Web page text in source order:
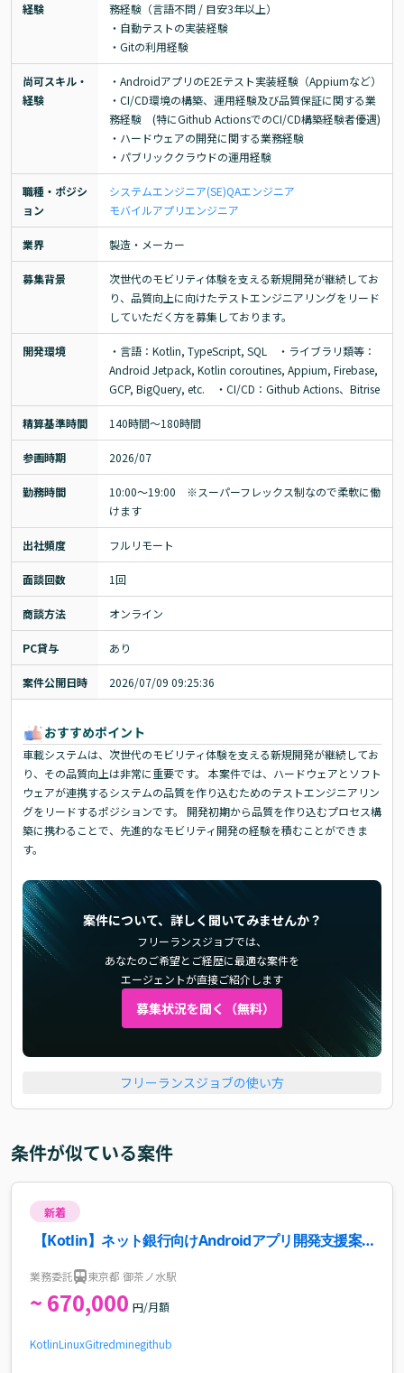
経験
務経験（言語不問 / 目安3年以上）
・自動テストの実装経験
・Gitの利用経験
尚可スキル・
経験
・AndroidアプリのE2Eテスト実装経験（Appiumなど）
・CI/CD環境の構築、運用経験及び品質保証に関する業
務経験　(特にGithub ActionsでのCI/CD構築経験者優遇)
・ハードウェアの開発に関する業務経験
・パブリッククラウドの運用経験
職種・ポジシ
ョン
システムエンジニア(SE)QAエンジニア
モバイルアプリエンジニア
業界 製造・メーカー
募集背景
次世代のモビリティ体験を支える新規開発が継続してお
り、品質向上に向けたテストエンジニアリングをリード
していただく方を募集しております。
開発環境
・言語：Kotlin, TypeScript, SQL　・ライブラリ類等：
Android Jetpack, Kotlin coroutines, Appium, Firebase,
GCP, BigQuery, etc.　・CI/CD：Github Actions、Bitrise
精算基準時間 140時間〜180時間
参画時期 2026/07
勤務時間
10:00～19:00　※スーパーフレックス制なので柔軟に働
けます
出社頻度 フルリモート
面談回数 1回
商談方法 オンライン
PC貸与 あり
案件公開日時 2026/07/09 09:25:36
おすすめポイント
車載システムは、次世代のモビリティ体験を支える新規開発が継続してお
り、その品質向上は非常に重要です。 本案件では、ハードウェアとソフト
ウェアが連携するシステムの品質を作り込むためのテストエンジニアリン
グをリードするポジションです。 開発初期から品質を作り込むプロセス構
築に携わることで、先進的なモビリティ開発の経験を積むことができま
す。
案件について、詳しく聞いてみませんか？
フリーランスジョブでは、
あなたのご希望とご経歴に最適な案件を
エージェントが直接ご紹介します
募集状況を聞く（無料）
フリーランスジョブの使い方
条件が似ている案件
新着
【Kotlin】ネット銀行向けAndroidアプリ開発支援案
業務委託 東京都 御茶ノ水駅
~ 670,000 円/月額
KotlinLinuxGitredminegithub